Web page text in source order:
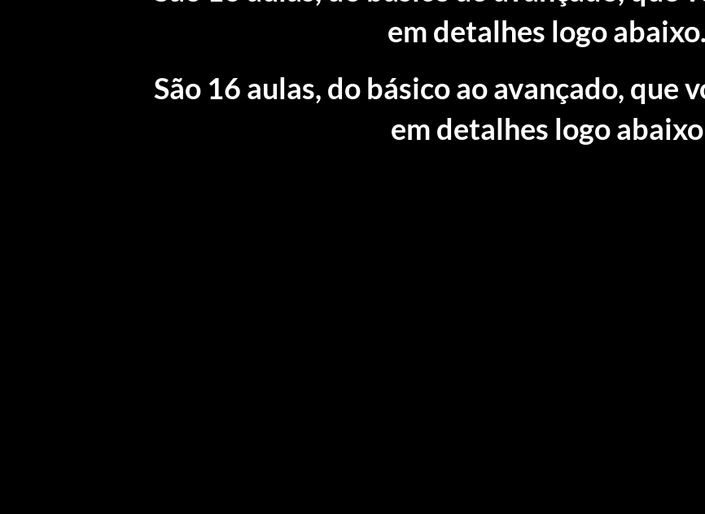
em detalhes logo abaixo.
São 16 aulas, do básico ao avançado, que
em detalhes logo abaixo